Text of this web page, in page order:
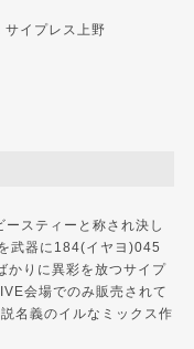
イプレス上野
スティーと称され決し
武器に184(イヤヨ)045
かりに異彩を放つサイプ
会場でのみ販売されて
名義のイルなミックス作